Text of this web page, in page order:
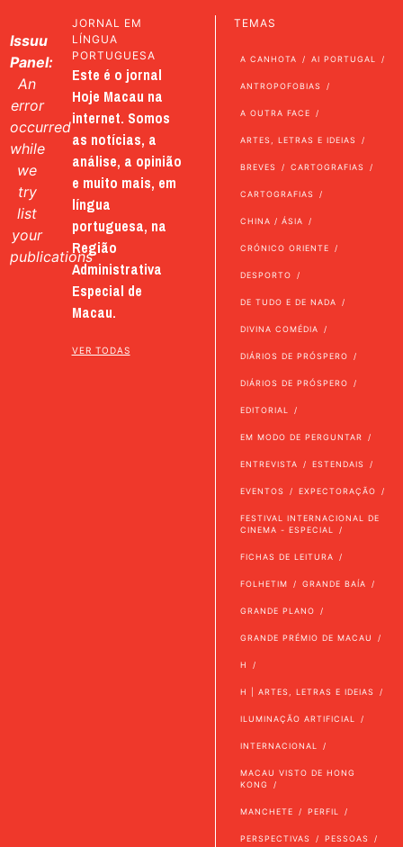
Issuu
Panel:
An
error
occurred
while
we
try
list
your
publications
JORNAL EM
LÍNGUA
PORTUGUESA
Este é o jornal
Hoje Macau na
internet. Somos
as notícias, a
análise, a opinião
e muito mais, em
língua
portuguesa, na
Região
Administrativa
Especial de
Macau.
VER TODAS
TEMAS
A CANHOTA AI PORTUGAL
ANTROPOFOBIAS
A OUTRA FACE
ARTES, LETRAS E IDEIAS
BREVES CARTOGRAFIAS
CARTOGRAFIAS
CHINA / ÁSIA
CRÓNICO ORIENTE
DESPORTO
DE TUDO E DE NADA
DIVINA COMÉDIA
DIÁRIOS DE PRÓSPERO
DIÁRIOS DE PRÓSPERO
EDITORIAL
EM MODO DE PERGUNTAR
ENTREVISTA ESTENDAIS
EVENTOS EXPECTORAÇÃO
FESTIVAL INTERNACIONAL DE
CINEMA - ESPECIAL
FICHAS DE LEITURA
FOLHETIM GRANDE BAÍA
GRANDE PLANO
GRANDE PRÉMIO DE MACAU
H
H | ARTES, LETRAS E IDEIAS
ILUMINAÇÃO ARTIFICIAL
INTERNACIONAL
MACAU VISTO DE HONG
KONG
MANCHETE PERFIL
PERSPECTIVAS PESSOAS